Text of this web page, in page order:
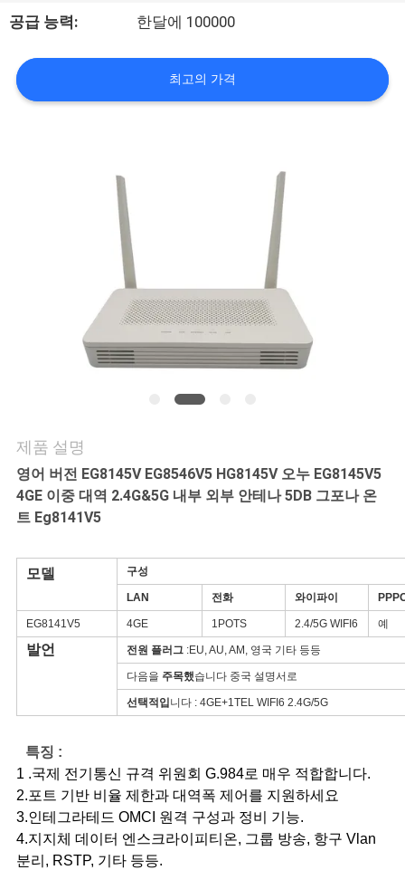
행
품
인
용
요
구
세
사
이
공급 능력: 한달에 100000
최고의 가격
제품 설명
영어 버전 EG8145V EG8546V5 HG8145V 오누 EG8145V5
4GE 이중 대역 2.4G&5G 내부 외부 안테나 5DB 그포나 온
트 Eg8141V5
모델 구성
LAN 전화 와이파이
EG8141V5 4GE 1POTS 2.4/5G WIFI6 예
발언 전원 플러그:EU, AU, AM, 영국 기타 등등
다음을 주목했습니다 중국 설명서로
선택적입 니다 : 4GE+1TEL WIFI6 2.4G/5G
특징 :
1 .국제 전기통신 규격 위원회 G.984로 매우 적합합니다.
2.포트 기반 비율 제한과 대역폭 제어를 지원하세요
3.인테그라테드 OMCI 원격 구성과 정비 기능.
4.지지체 데이터 엔스크라이피티온, 그룹 방송, 항구 Vlan
분리, RSTP, 기타 등등.